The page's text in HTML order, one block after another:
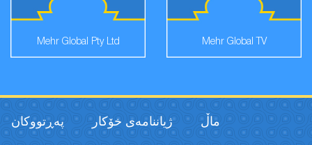
Mehr Global TV
Mehr Global Pty Ltd
ماڵ ژیاننامەی خۆکار پەڕتووكان